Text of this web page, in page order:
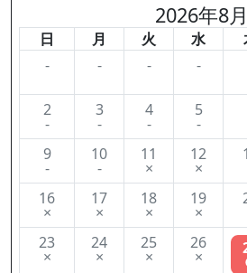
2026年8月
日 月 火 水
-
- - -
2
-
3
-
4
-
5
-
9
-
10
-
11
×
12
×
16
×
17
×
18
×
19
×
23
×
24
×
25
×
26
×